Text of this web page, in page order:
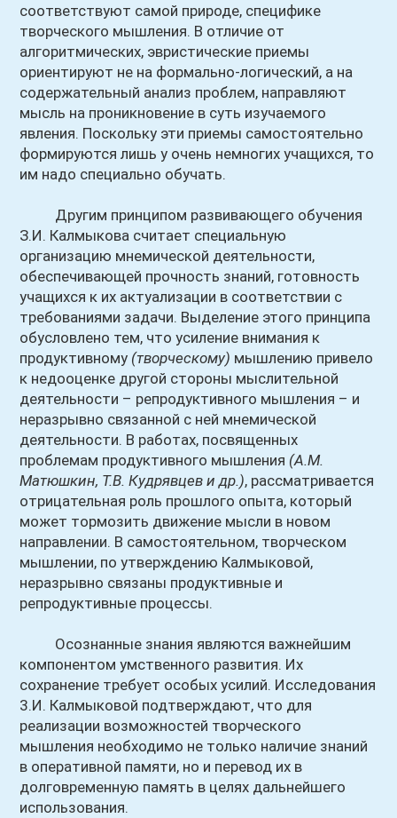
соответствуют самой природе, специфике
творческого мышления. В отличие от
алгоритмических, эвристические приемы
ориентируют не на формально-логический, а на
содержательный анализ проблем, направляют
мысль на проникновение в суть изучаемого
явления. Поскольку эти приемы самостоятельно
формируются лишь у очень немногих учащихся, то
им надо специально обучать.
Другим принципом развивающего обучения
З.И. Калмыкова считает специальную
организацию мнемической деятельности,
обеспечивающей прочность знаний, готовность
учащихся к их актуализации в соответствии с
требованиями задачи. Выделение этого принципа
обусловлено тем, что усиление внимания к
продуктивному (творческому) мышлению привело
к недооценке другой стороны мыслительной
деятельности – репродуктивного мышления – и
неразрывно связанной с ней мнемической
деятельности. В работах, посвященных
проблемам продуктивного мышления (А.М.
Матюшкин, Т.В. Кудрявцев и др.), рассматривается
отрицательная роль прошлого опыта, который
может тормозить движение мысли в новом
направлении. В самостоятельном, творческом
мышлении, по утверждению Калмыковой,
неразрывно связаны продуктивные и
репродуктивные процессы.
Осознанные знания являются важнейшим
компонентом умственного развития. Их
сохранение требует особых усилий. Исследования
3.И. Калмыковой подтверждают, что для
реализации возможностей творческого
мышления необходимо не только наличие знаний
в оперативной памяти, но и перевод их в
долговременную память в целях дальнейшего
использования.